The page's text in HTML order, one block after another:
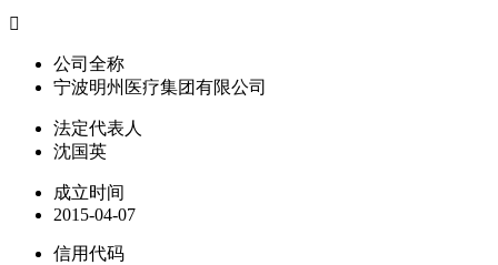

公司全称
宁波明州医疗集团有限公司
法定代表人
沈国英
成立时间
2015-04-07
信用代码